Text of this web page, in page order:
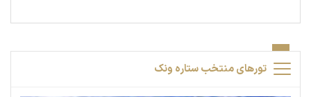
تورهای منتخب ستاره ونک